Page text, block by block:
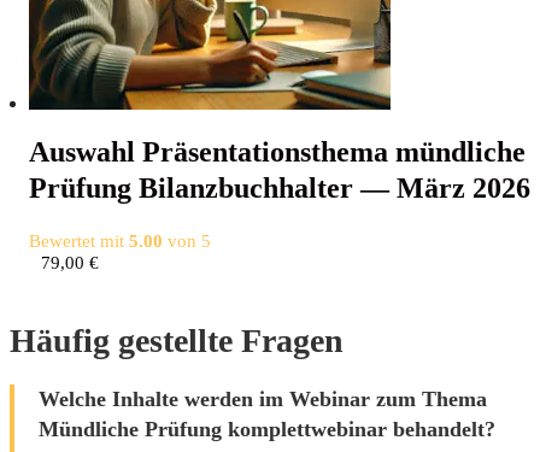
Aus­wahl Prä­sen­ta­ti­ons­the­ma münd­li­che
Prü­fung Bilanz­buch­hal­ter — März 2026
Bewertet mit 5.00 von 5
79,00 €
Häufig gestellte Fragen
Welche Inhalte werden im Webinar zum Thema
Mündliche Prüfung komplettwebinar behandelt?